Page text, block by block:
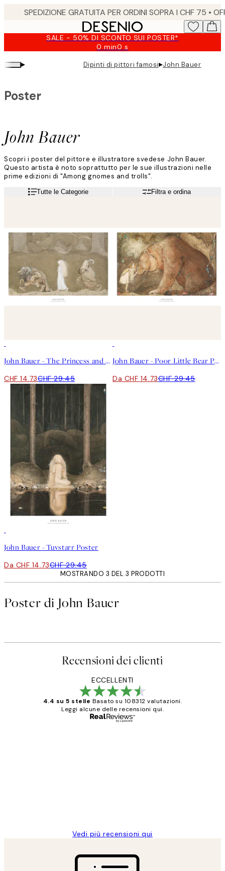
SALE - 50% DI SCONTO SUI POSTER*
0 min0 s
Valido
fino
a:
▸ Dipinti di pittori famosi▸John Bauer
John Bauer
Poster
Scopri i poster del pittore e illustratore svedese John Bauer.
Questo artista è noto soprattutto per le sue illustrazioni nelle
prime edizioni di "Among gnomes and trolls".
Tutte le Categorie Filtra e ordina
John Bauer - The Princess and the Trolls Poster
CHF 14.73CHF 29.45
John Bauer - Poor Little Bear Poster
Da CHF 14.73CHF 29.45
John Bauer - Tuvstarr Poster
Da CHF 14.73CHF 29.45
MOSTRANDO 3 DEL 3 PRODOTTI
Poster di John Bauer
Recensioni dei clienti
ECCELLENTI
4.4 su 5 stelle Basato su 108312 valutazioni.
Leggi alcune delle recensioni qui.
Vedi più recensioni qui